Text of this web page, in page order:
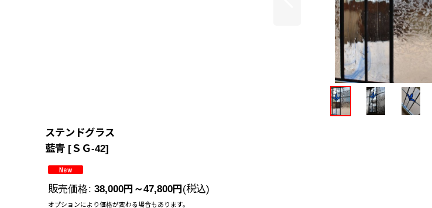
ステンドグラス
藍青 [ＳＧ-42]
販売価格: 38,000円 ～47,800円 (税込)
オプションにより価格が変わる場合もあります。